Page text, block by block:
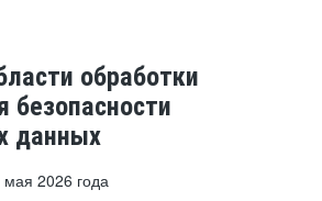
обработки
безопасности
данных
мая 2026 года